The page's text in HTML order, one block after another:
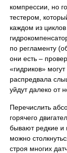
компрессии, но
тестером,
каждом из
по регламенту
они есть –
«гидриков» могут
распредвала
уйдут далеко от
Перечислить
горячего
бывают редкие и
можно
строя многих